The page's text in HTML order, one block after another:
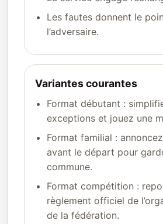
Les fautes donnent le
l’adversaire.
Variantes courantes
Format débutant :
exceptions et jouez une
Format familial :
avant le départ pour
commune.
Format compétition :
règlement officiel de
de la fédération.